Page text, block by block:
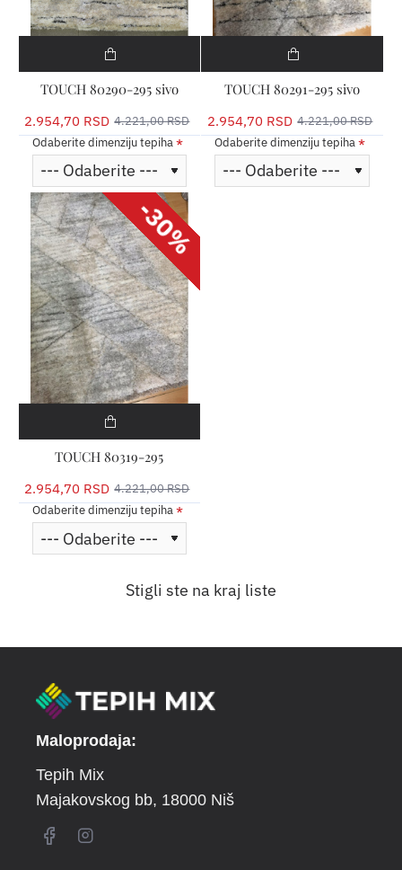
TOUCH 80290-295 sivo
2.954,70 RSD 4.221,00 RSD
Odaberite dimenziju tepiha
TOUCH 80291-295 sivo
2.954,70 RSD 4.221,00 RSD
Odaberite dimenziju tepiha
-30%
TOUCH 80319-295
2.954,70 RSD 4.221,00 RSD
Odaberite dimenziju tepiha
Stigli ste na kraj liste
Maloprodaja:
Tepih Mix
Majakovskog bb, 18000 Niš